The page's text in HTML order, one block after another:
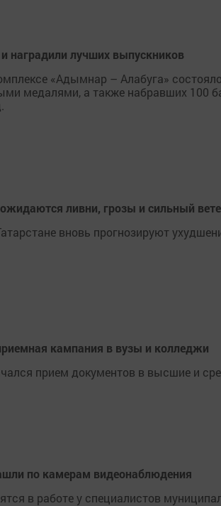
наградили лучших выпускников
«Адымнар – Алабуга»
медалями, а также набравших 100
ливни, грозы и сильный
вновь прогнозируют
кампания в вузы и колледжи
прием документов в высшие и
по камерам видеонаблюдения
в работе у специалистов